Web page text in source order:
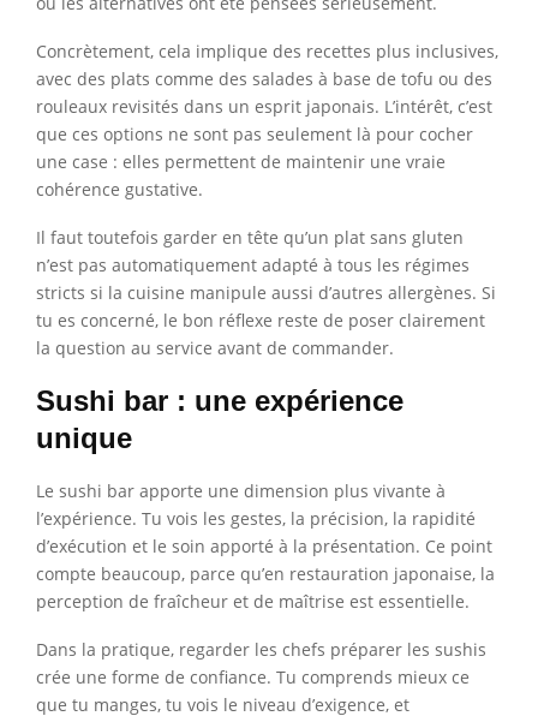
Concrètement, cela implique des recettes plus inclusives,
avec des plats comme des salades à base de tofu ou des
rouleaux revisités dans un esprit japonais. L’intérêt, c’est
que ces options ne sont pas seulement là pour cocher
une case : elles permettent de maintenir une vraie
cohérence gustative.
Il faut toutefois garder en tête qu’un plat sans gluten
n’est pas automatiquement adapté à tous les régimes
stricts si la cuisine manipule aussi d’autres allergènes. Si
tu es concerné, le bon réflexe reste de poser clairement
la question au service avant de commander.
Sushi bar : une expérience
unique
Le sushi bar apporte une dimension plus vivante à
l’expérience. Tu vois les gestes, la précision, la rapidité
d’exécution et le soin apporté à la présentation. Ce point
compte beaucoup, parce qu’en restauration japonaise, la
perception de fraîcheur et de maîtrise est essentielle.
Dans la pratique, regarder les chefs préparer les sushis
crée une forme de confiance. Tu comprends mieux ce
que tu manges, tu vois le niveau d’exigence, et